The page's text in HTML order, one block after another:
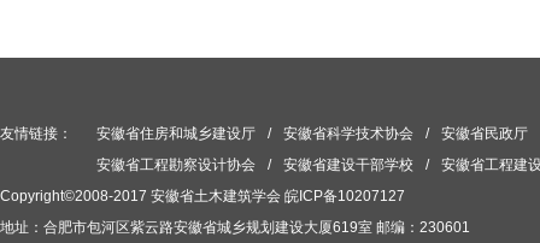
友情链接： 安徽省住房和城乡建设厅 / 安徽省科学技术协会 /
安徽省民政厅
安徽省工程勘察设计协会
/ 安徽省建设干部学校 /
安徽省工程建
Copyright©2008-2017 安徽省土木建筑学会 皖ICP备10207127
地址：合肥市包河区紫云路安徽省城乡规划建设大厦619室 邮编：230601